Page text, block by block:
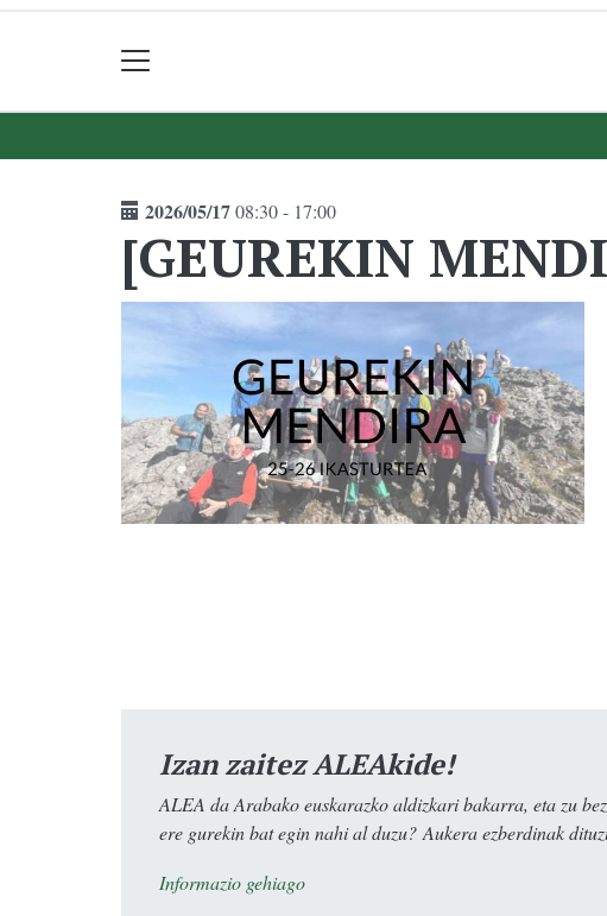
2026/05/1708:30 - 17:00
[GEUREKIN
Izan zaitez ALEAkide!
ALEA da Arabako euskarazko aldizkari bakarra, eta zu
ere gurekin bat egin nahi al duzu? Aukera ezberdinak
Informazio gehiago